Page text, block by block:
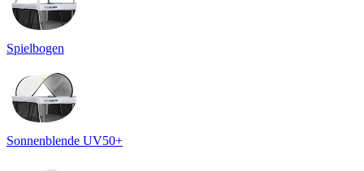
Spielbogen
Sonnenblende UV50+